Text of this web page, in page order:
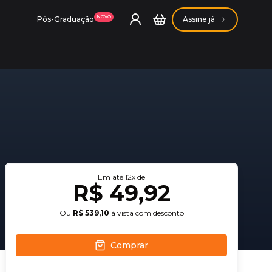
Pós-Graduação NOVO Assine já
Em até 12x de
R$ 49,92
Ou R$ 539,10 à vista com desconto
Comprar